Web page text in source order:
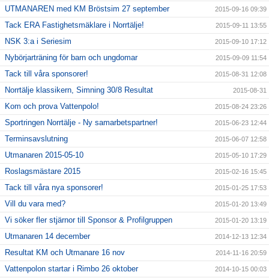
UTMANAREN med KM Bröstsim 27 september 2015-09-16 09:39
Tack ERA Fastighetsmäklare i Norrtälje! 2015-09-11 13:55
NSK 3:a i Seriesim 2015-09-10 17:12
Nybörjarträning för barn och ungdomar 2015-09-09 11:54
Tack till våra sponsorer! 2015-08-31 12:08
Norrtälje klassikern, Simning 30/8 Resultat 2015-08-31
Kom och prova Vattenpolo! 2015-08-24 23:26
Sportringen Norrtälje - Ny samarbetspartner! 2015-06-23 12:44
Terminsavslutning 2015-06-07 12:58
Utmanaren 2015-05-10 2015-05-10 17:29
Roslagsmästare 2015 2015-02-16 15:45
Tack till våra nya sponsorer! 2015-01-25 17:53
Vill du vara med? 2015-01-20 13:49
Vi söker fler stjärnor till Sponsor & Profilgruppen 2015-01-20 13:19
Utmanaren 14 december 2014-12-13 12:34
Resultat KM och Utmanare 16 nov 2014-11-16 20:59
Vattenpolon startar i Rimbo 26 oktober 2014-10-15 00:03